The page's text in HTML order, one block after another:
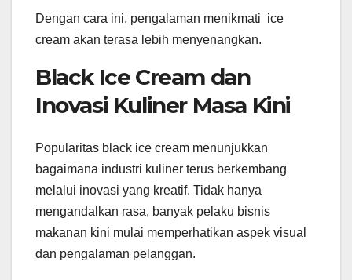
Dengan cara ini, pengalaman menikmati ice
cream akan terasa lebih menyenangkan.
Black Ice Cream dan
Inovasi Kuliner Masa Kini
Popularitas black ice cream menunjukkan
bagaimana industri kuliner terus berkembang
melalui inovasi yang kreatif. Tidak hanya
mengandalkan rasa, banyak pelaku bisnis
makanan kini mulai memperhatikan aspek visual
dan pengalaman pelanggan.